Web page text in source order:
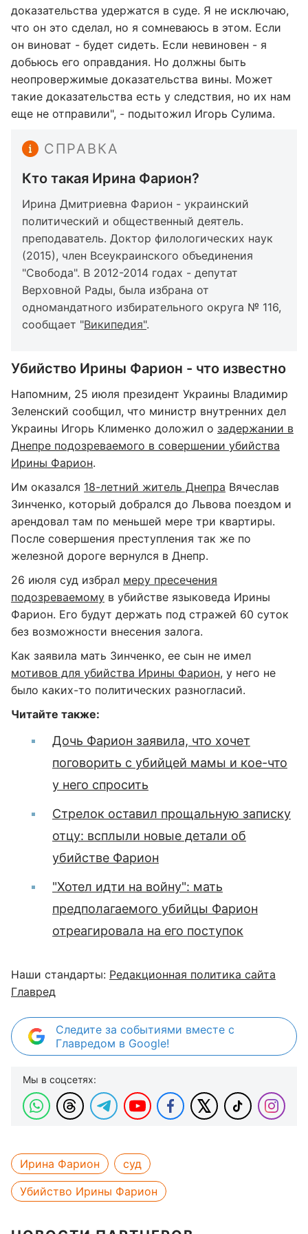
доказательства удержатся в суде. Я не исключаю,
что он это сделал, но я сомневаюсь в этом. Если
он виноват - будет сидеть. Если невиновен - я
добьюсь его оправдания. Но должны быть
неопровержимые доказательства вины. Может
такие доказательства есть у следствия, но их нам
еще не отправили", - подытожил Игорь Сулима.
СПРАВКА
Кто такая Ирина Фарион?
Ирина Дмитриевна Фарион - украинский
политический и общественный деятель.
преподаватель. Доктор филологических наук
(2015), член Всеукраинского объединения
"Свобода". В 2012-2014 годах - депутат
Верховной Рады, была избрана от
одномандатного избирательного округа № 116,
сообщает "Википедия".
Убийство Ирины Фарион - что известно
Напомним, 25 июля президент Украины Владимир
Зеленский сообщил, что министр внутренних дел
Украины Игорь Клименко доложил о задержании в
Днепре подозреваемого в совершении убийства
Ирины Фарион.
Им оказался 18-летний житель Днепра Вячеслав
Зинченко, который добрался до Львова поездом и
арендовал там по меньшей мере три квартиры.
После совершения преступления так же по
железной дороге вернулся в Днепр.
26 июля суд избрал меру пресечения
подозреваемому в убийстве языковеда Ирины
Фарион. Его будут держать под стражей 60 суток
без возможности внесения залога.
Как заявила мать Зинченко, ее сын не имел
мотивов для убийства Ирины Фарион, у него не
было каких-то политических разногласий.
Читайте также:
Дочь Фарион заявила, что хочет
поговорить с убийцей мамы и кое-что
у него спросить
Стрелок оставил прощальную записку
отцу: всплыли новые детали об
убийстве Фарион
"Хотел идти на войну": мать
предполагаемого убийцы Фарион
отреагировала на его поступок
Наши стандарты: Редакционная политика сайта
Главред
Следите за событиями вместе с
Главредом в Google!
Мы в соцсетях:
Ирина Фарион
суд
Убийство Ирины Фарион